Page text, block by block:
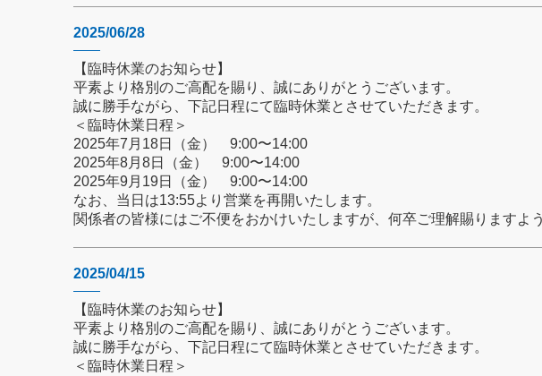
2025/06/28
【臨時休業のお知らせ】
平素より格別のご高配を賜り、誠にありがとうございます。
誠に勝手ながら、下記日程にて臨時休業とさせていただきます。
＜臨時休業日程＞
2025年7月18日（金） 9:00〜14:00
2025年8月8日（金） 9:00〜14:00
2025年9月19日（金） 9:00〜14:00
なお、当日は13:55より営業を再開いたします。
関係者の皆様にはご不便をおかけいたしますが、何卒ご理解賜りますよ
2025/04/15
【臨時休業のお知らせ】
平素より格別のご高配を賜り、誠にありがとうございます。
誠に勝手ながら、下記日程にて臨時休業とさせていただきます。
＜臨時休業日程＞